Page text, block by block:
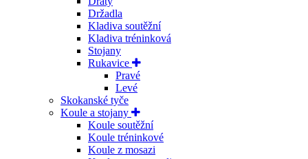
Držadla
Kladiva soutěžní
Kladiva tréninková
Stojany
Rukavice
Pravé
Levé
Skokanské tyče
Koule a stojany
Koule soutěžní
Koule tréninkové
Koule z mosazi